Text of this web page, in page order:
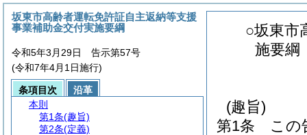
○坂東市
施要綱
(趣旨)
第1条
この
坂東市高齢者運転免許証自主返納等支援
事業補助金交付実施要綱
令和5年3月29日 告示第57号
(令和7年4月1日施行)
条項目次
沿革
本則
第1条(趣旨)
第2条(定義)